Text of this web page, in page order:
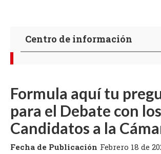
Centro de información
Formula aquí tu
para el Debate con los
Candidatos a la
Fecha de Publicación Febrero 18 de